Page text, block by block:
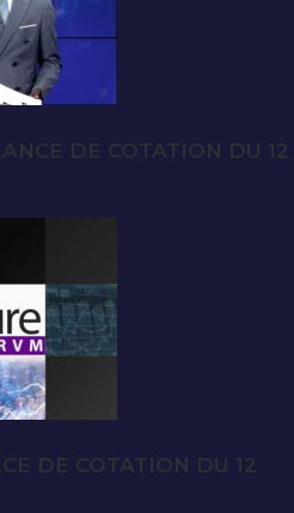
DE COTATION DU 12
DE COTATION DU 12